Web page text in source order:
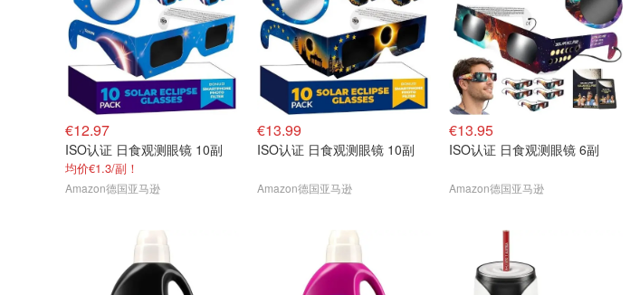
€12.97
ISO认证 日食观测眼镜 10副
均价€1.3/副！
Amazon德国亚马逊
€13.99
ISO认证 日食观测眼镜 10副
Amazon德国亚马逊
€13.95
ISO认证 日食观测眼镜 6副
Amazon德国亚马逊